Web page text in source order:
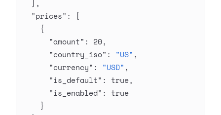
  ],
  "prices"
: [
    {
      "amount"
: 20,
      "country_iso"
: "US" ,
      "currency"
: "USD" ,
      "is_default"
: true,
      "is_enabled"
: true
    }